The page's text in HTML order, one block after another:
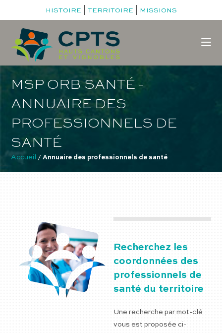
HISTOIRE TERRITOIRE MISSIONS
MSP ORB SANTÉ -
ANNUAIRE DES
PROFESSIONNELS DE
SANTÉ
Accueil / Annuaire des professionnels de santé
Recherchez les
coordonnées des
professionnels de
santé du territoire
Une recherche par mot-clé
vous est proposée ci-